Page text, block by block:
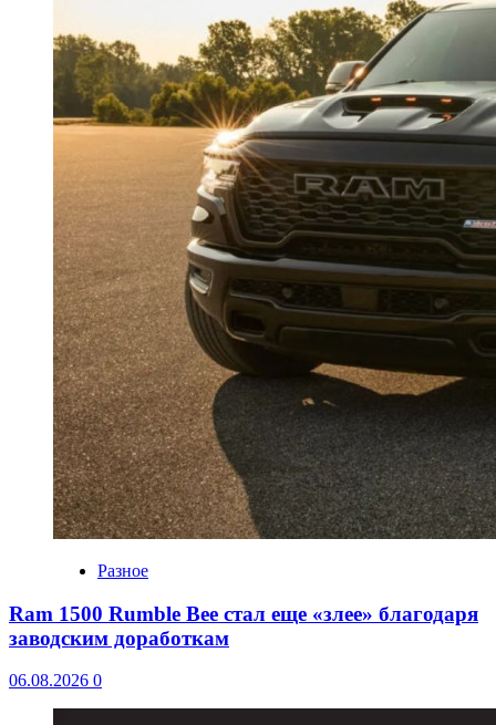
Разное
Ram 1500 Rumble Bee стал еще «злее» благодаря
заводским доработкам
06.08.2026 0